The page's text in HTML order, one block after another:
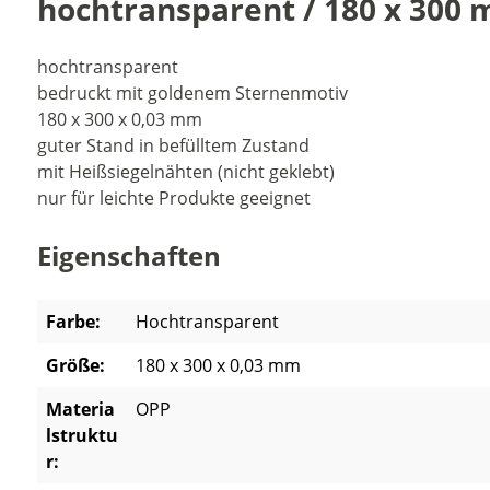
hochtransparent / 180 x 300
hochtransparent
bedruckt mit goldenem Sternenmotiv
180 x 300 x 0,03 mm
guter Stand in befülltem Zustand
mit Heißsiegelnähten (nicht geklebt)
nur für leichte Produkte geeignet
Eigenschaften
Farbe:
Hochtransparent
Größe:
180 x 300 x 0,03 mm
Materia
lstruktu
r:
OPP